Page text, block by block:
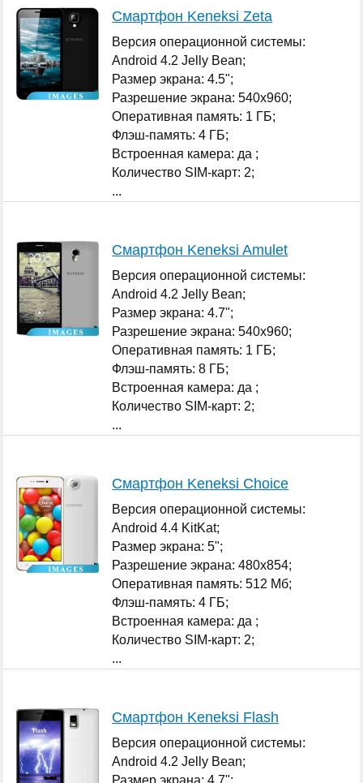
Смартфон Keneksi Zeta
Версия операционной системы:
Android 4.2 Jelly Bean;
Размер экрана: 4.5";
Разрешение экрана: 540x960;
Оперативная память: 1 ГБ;
Флэш-память: 4 ГБ;
Встроенная камера: да ;
Количество SIM-карт: 2;
...
Смартфон Keneksi Amulet
Версия операционной системы:
Android 4.2 Jelly Bean;
Размер экрана: 4.7";
Разрешение экрана: 540x960;
Оперативная память: 1 ГБ;
Флэш-память: 8 ГБ;
Встроенная камера: да ;
Количество SIM-карт: 2;
...
Смартфон Keneksi Choice
Версия операционной системы:
Android 4.4 KitKat;
Размер экрана: 5";
Разрешение экрана: 480x854;
Оперативная память: 512 Мб;
Флэш-память: 4 ГБ;
Встроенная камера: да ;
Количество SIM-карт: 2;
...
Смартфон Keneksi Flash
Версия операционной системы:
Android 4.2 Jelly Bean;
Размер экрана: 4.7";